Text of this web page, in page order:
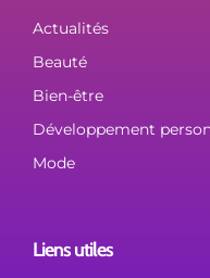
Actualités
Beauté
Bien-être
Développement
Mode
Liens utiles